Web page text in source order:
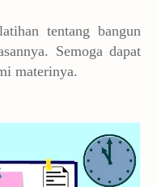
tentang bangun
Semoga dapat
materinya.